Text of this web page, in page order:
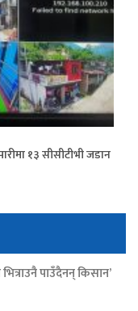
१३ सीसीटीभी जडान
पाउँदैनन् किसान’